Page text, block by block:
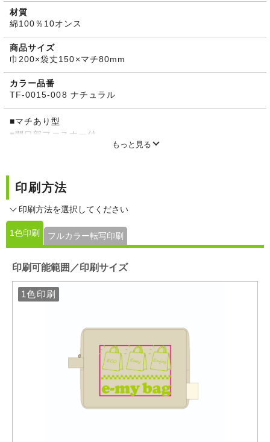
材質
綿100％10オンス
商品サイズ
巾200×袋丈150×マチ80mm
カラー品番
TF-0015-008 ナチュラル
■マチあり型
■開口部ファスナー付
■フェアトレード認証商品（取扱説明書付）
とに色合いが異なります。生地表面に黒いツブツブ（植物の
ものですのでご了承ください。
もっと見る
印刷方法
印刷方法を選択してください
1色印刷 フルカラー転写印刷
印刷可能範囲／印刷サイズ
1色印刷